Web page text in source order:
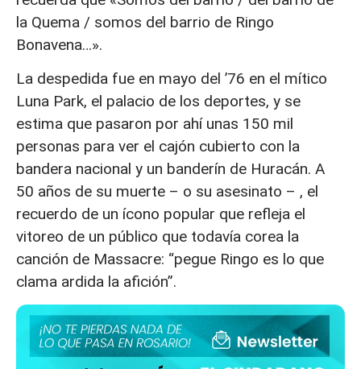
la Quema / somos del barrio de Ringo
Bonavena…».
La despedida fue en mayo del ’76 en el mítico
Luna Park, el palacio de los deportes, y se
estima que pasaron por ahí unas 150 mil
personas para ver el cajón cubierto con la
bandera nacional y un banderín de Huracán. A
50 años de su muerte – o su asesinato – , el
recuerdo de un ícono popular que refleja el
vitoreo de un público que todavía corea la
canción de Massacre: “pegue Ringo es lo que
clama ardida la afición”.